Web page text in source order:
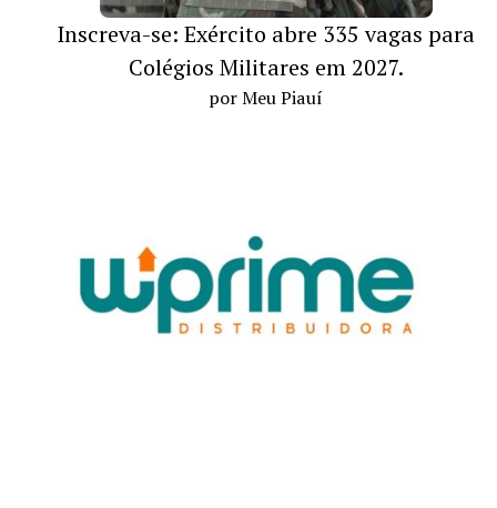
Inscreva-se: Exército abre 335 vagas para
Colégios Militares em 2027.
por Meu Piauí